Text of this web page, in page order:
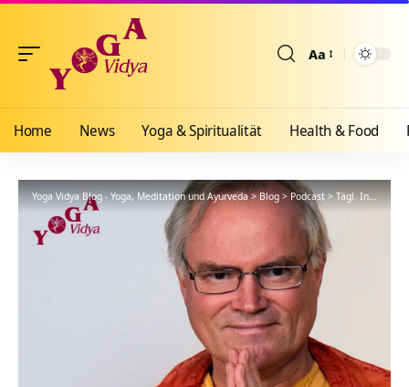
Aa
Home News Yoga & Spiritualität Health & Food
Yoga Vidya Blog - Yoga, Meditation und Ayurveda>Blog>Podcast>Tägl. Inspiration